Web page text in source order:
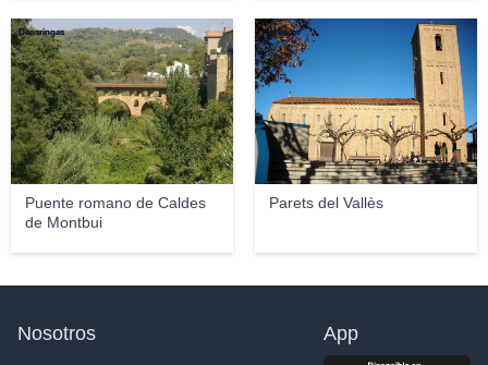
Puente romano de Caldes
de Montbui
Deosringas
Parets del Vallès
joanloam
Nosotros App